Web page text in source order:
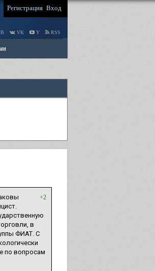
Регистрация Вход
VK Y RSS
+2
в
ФИАТ. С
по вопросам